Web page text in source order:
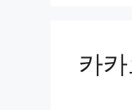
카